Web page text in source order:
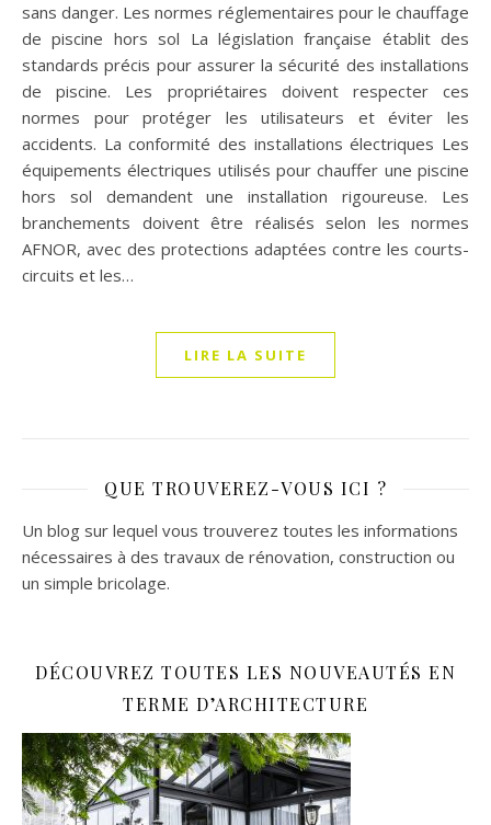
sans danger. Les normes réglementaires pour le chauffage
de piscine hors sol La législation française établit des
standards précis pour assurer la sécurité des installations
de piscine. Les propriétaires doivent respecter ces
normes pour protéger les utilisateurs et éviter les
accidents. La conformité des installations électriques Les
équipements électriques utilisés pour chauffer une piscine
hors sol demandent une installation rigoureuse. Les
branchements doivent être réalisés selon les normes
AFNOR, avec des protections adaptées contre les courts-
circuits et les…
LIRE LA SUITE
QUE TROUVEREZ-VOUS ICI ?
Un blog sur lequel vous trouverez toutes les informations
nécessaires à des travaux de rénovation, construction ou
un simple bricolage.
DÉCOUVREZ TOUTES LES NOUVEAUTÉS EN
TERME D’ARCHITECTURE